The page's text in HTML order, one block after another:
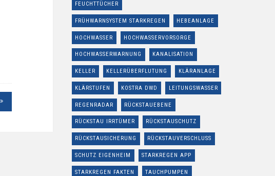
FEUCHTTÜCHER
FRÜHWARNSYSTEM STARKREGEN HEBEANLAGE
HOCHWASSER HOCHWASSERVORSORGE
HOCHWASSERWARNUNG KANALISATION
KELLER KELLERÜBERFLUTUNG KLÄRANLAGE
KLÄRSTUFEN KOSTRA DWD LEITUNGSWASSER
REGENRADAR RÜCKSTAUEBENE
RÜCKSTAU IRRTÜMER RÜCKSTAUSCHUTZ
RÜCKSTAUSICHERUNG RÜCKSTAUVERSCHLUSS
SCHUTZ EIGENHEIM STARKREGEN APP
STARKREGEN FAKTEN TAUCHPUMPEN